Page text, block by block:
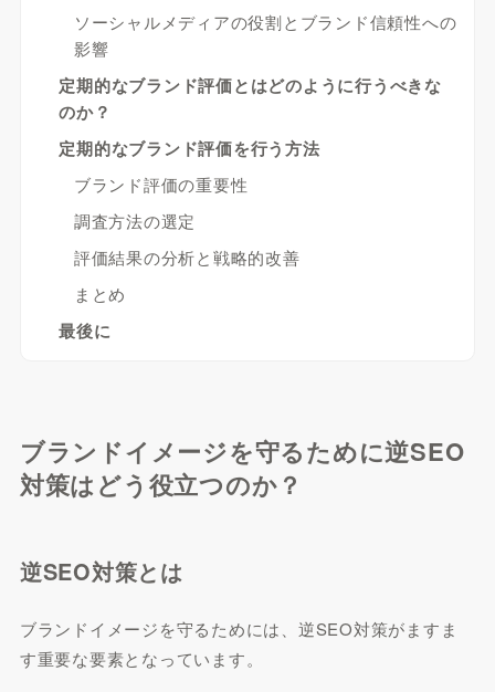
ソーシャルメディアの役割とブランド信頼性への
影響
定期的なブランド評価とはどのように行うべきな
のか？
定期的なブランド評価を行う方法
ブランド評価の重要性
調査方法の選定
評価結果の分析と戦略的改善
まとめ
最後に
ブランドイメージを守るために逆SEO
対策はどう役立つのか？
逆SEO対策とは
ブランドイメージを守るためには、逆SEO対策がますま
す重要な要素となっています。